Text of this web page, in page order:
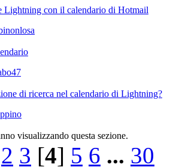
Lightning con il calendario di Hotmail
di ricerca nel calendario di Lightning?
visualizzando questa sezione.
2 3 [4] 5 6 ... 30